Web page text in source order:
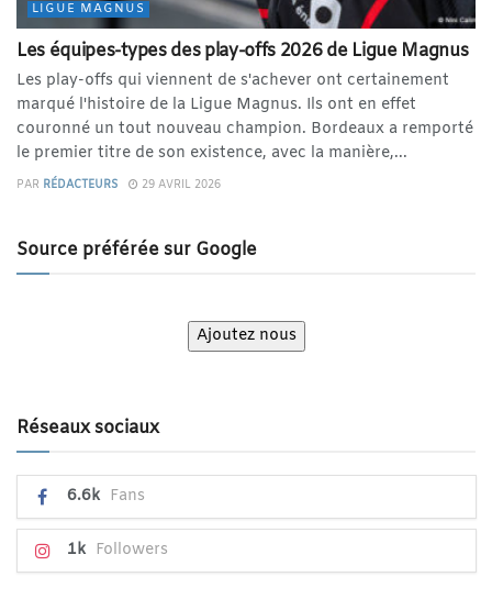
LIGUE MAGNUS
Les équipes-types des play-offs 2026 de Ligue Magnus
Les play-offs qui viennent de s'achever ont certainement
marqué l'histoire de la Ligue Magnus. Ils ont en effet
couronné un tout nouveau champion. Bordeaux a remporté
le premier titre de son existence, avec la manière,...
PAR RÉDACTEURS 29 AVRIL 2026
Source préférée sur Google
Ajoutez nous
Réseaux sociaux
6.6k Fans
1k Followers